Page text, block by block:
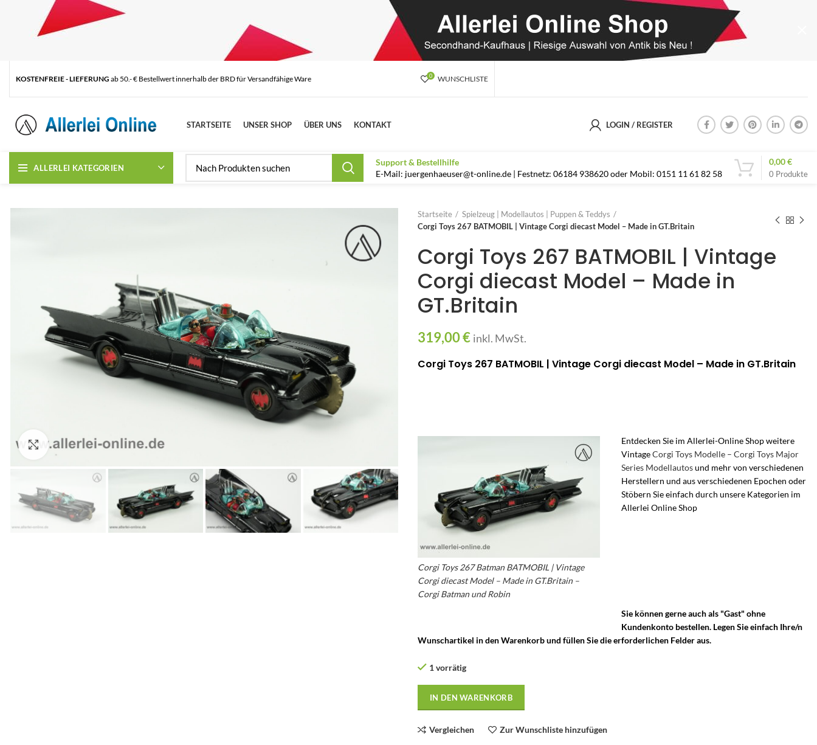
KOSTENFREIE - LIEFERUNG ab 50.- € Bestellwert innerhalb der BRD für Versandfähige Ware 0 WUNSCHLISTE
STARTSEITE UNSER SHOP ÜBER UNS KONTAKT LOGIN / REGISTER
ALLERLEI KATEGORIEN
Support & Bestellhilfe
E-Mail: juergenhaeuser@t-online.de | Festnetz: 06184 938620 oder Mobil: 0151 11 61 82 58
0 Produkte
0,00€
Zum Vergrößern anklicken
Startseite
Spielzeug | Modellautos | Puppen & Teddys
Corgi Toys 267 BATMOBIL | Vintage Corgi diecast Model – Made in GT.Britain
Corgi Toys 267 BATMOBIL | Vintage
Corgi diecast Model – Made in
GT.Britain
319,00€ inkl. MwSt.
Corgi Toys 267 BATMOBIL | Vintage Corgi diecast Model – Made in GT.Britain
Corgi Toys 267 Batman BATMOBIL | Vintage
Corgi diecast Model – Made in GT.Britain –
Corgi Batman und Robin
Entdecken Sie im Allerlei-Online Shop weitere
VintageCorgi Toys Modelle – Corgi Toys Major
Series Modellautosund mehr von verschiedenen
Herstellern und aus verschiedenen Epochen oder
Stöbern Sie einfach durch unsere Kategorien im
Allerlei Online Shop
Sie können gerne auch als "Gast" ohne
Kundenkonto bestellen. Legen Sie einfach Ihre/n
Wunschartikel in den Warenkorb und füllen Sie die erforderlichen Felder aus.
1 vorrätig
IN DEN WARENKORB
Vergleichen Zur Wunschliste hinzufügen